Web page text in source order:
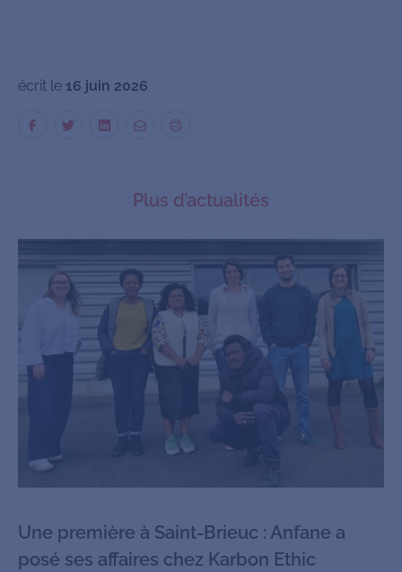
écrit le 16 juin 2026
Plus d’actualités
Une première à Saint-Brieuc : Anfane a
posé ses affaires chez Karbon Ethic